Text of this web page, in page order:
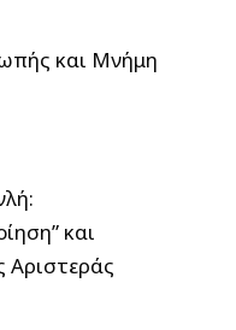
και Μνήμη
και
Αριστεράς